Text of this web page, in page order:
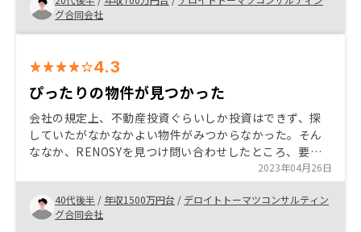
のまま置いておくよりはメリットを選られると感じたた
め、始めてみようと思いました。 皆さん実施されてるの
を深掘りして理解できたのが非常に助かりました。
グ合同会社
4.3
ぴったりの物件が見つかった
会社の規定上、不動産投資ぐらいしか投資はできず、探
していたがなかなかよい物件がみつからなかった。そん
ななか、RENOSYを見つけ問い合わせしたところ、要望
に合う物件が見つかった。また、担当営業が夜遅い時間
でも打ち合わせに応じていただき、非常にありがたかっ
た。
2023年04月26日
40代後半 / 年収1500万円台 / デロイトトーマツコンサルティン
グ合同会社